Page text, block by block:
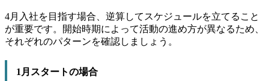
4月入社を目指す場合、逆算してスケジュールを立てること
が重要です。開始時期によって活動の進め方が異なるため、
それぞれのパターンを確認しましょう。
1月スタートの場合